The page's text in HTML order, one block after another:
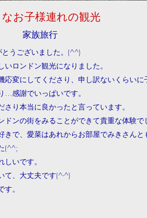
お子様連れの観光
家族旅行
うございました。(^^)
ロンドン観光になりました。
応変にしてくださり、申し訳ないくらいに
…感謝でいっぱいです。
り本当に良かったと言っています。
ンの街をみることができて貴重な体験で
きで、愛菜はあれからお部屋でみきさんと
(^^;
いです。
て、大丈夫です(^-^)
。